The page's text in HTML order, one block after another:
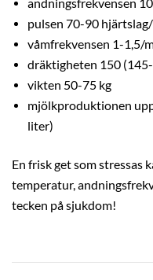
andningsfrekvensen
pulsen 70-90
våmfrekvensen 1-1,5/
dräktigheten 150
vikten 50-75 kg
mjölkproduktionen
liter)
En frisk get som stressas
temperatur,
tecken på sjukdom!